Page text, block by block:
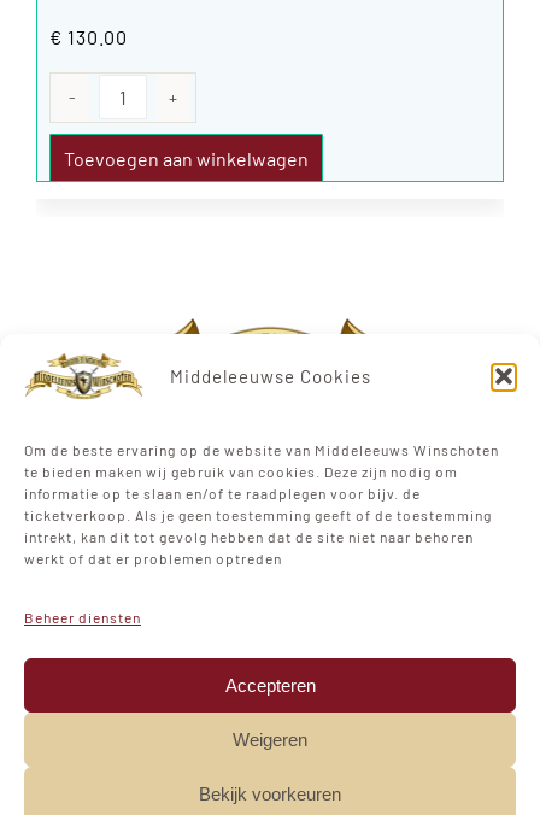
Middeleeuwse Cookies
Om de beste ervaring op de website van Middeleeuws Winschoten
te bieden maken wij gebruik van cookies. Deze zijn nodig om
informatie op te slaan en/of te raadplegen voor bijv. de
ticketverkoop. Als je geen toestemming geeft of de toestemming
intrekt, kan dit tot gevolg hebben dat de site niet naar behoren
werkt of dat er problemen optreden
Beheer diensten
Accepteren
Weigeren
Bekijk voorkeuren
€ 130.00
Passe-
Partout
15-
Toevoegen aan winkelwagen
Bovenburen
© Copyright 2012 - 2026 |